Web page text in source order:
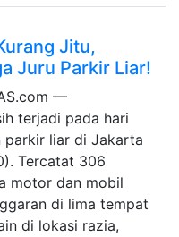
Jitu,
Juru Parkir Liar!
—
terjadi pada hari
parkir liar di Jakarta
Tercatat 306
motor dan mobil
di lima tempat
di lokasi razia,